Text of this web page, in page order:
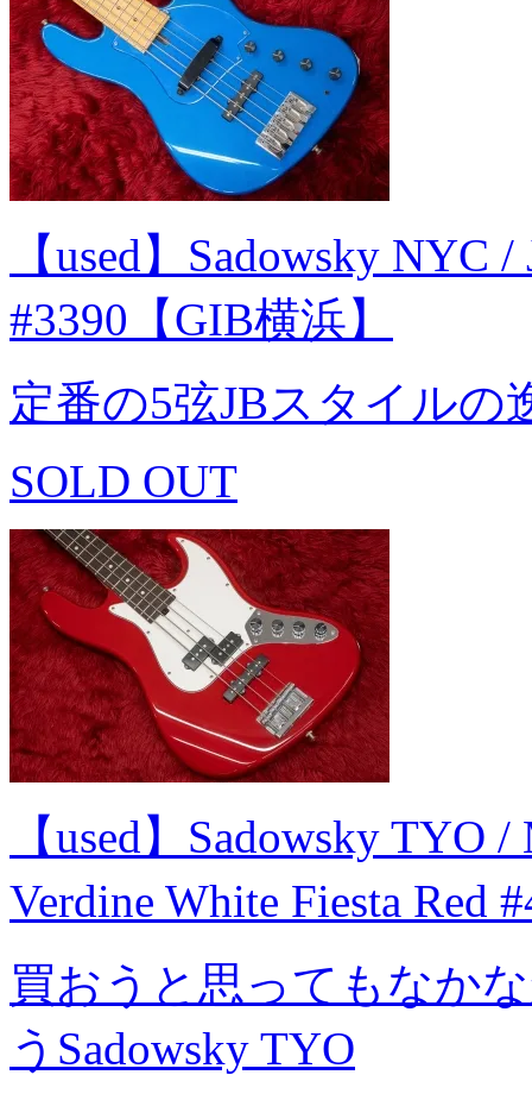
【used】Sadowsky NYC
#3390【GIB横浜】
定番の5弦JBスタイルの
SOLD OUT
【used】Sadowsky TYO
Verdine White Fiesta Red
買おうと思ってもなか
うSadowsky TYO